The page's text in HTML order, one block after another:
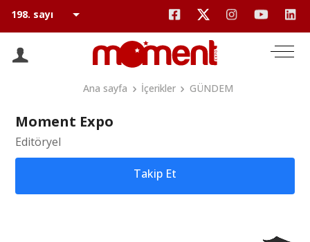
Ana sayfa İçerikler GÜNDEM
Moment Expo
Editöryel
Takip Et